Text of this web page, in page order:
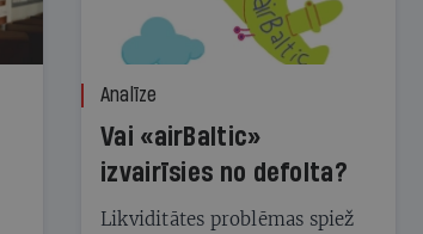
Analīze
Vai «airBaltic»
izvairīsies no defolta?
Likviditātes problēmas spiež